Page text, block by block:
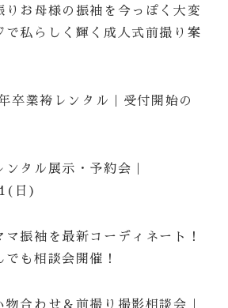
りお母様の振袖を今っぽく大変
で私らしく輝く成人式前撮り案
卒業袴レンタル｜受付開始の
ンタル展示・予約会｜
日)
マ振袖を最新コーディネート！
も相談会開催！
物合わせ＆前撮り撮影相談会｜